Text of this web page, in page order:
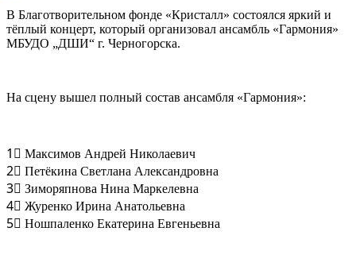
В Благотворительном фонде «Кристалл» состоялся яркий и
тёплый концерт, который организовал ансамбль «Гармония»
МБУДО „ДШИ“ г. Черногорска.
На сцену вышел полный состав ансамбля «Гармония»:
1⃣ Максимов Андрей Николаевич
2⃣ Петёкина Светлана Александровна
3⃣ Зиморяпнова Нина Маркелевна
4⃣ Журенко Ирина Анатольевна
5⃣ Ношпаленко Екатерина Евгеньевна